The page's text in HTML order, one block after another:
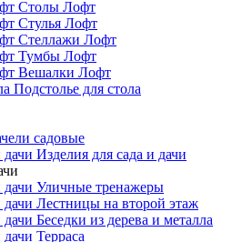
Столы Лофт
Стулья Лофт
Стеллажи Лофт
Тумбы Лофт
Вешалки Лофт
Подстолье для стола
садовые
Изделия для сада и дачи
Уличные тренажеры
Лестницы на второй этаж
Беседки из дерева и металла
Терраса